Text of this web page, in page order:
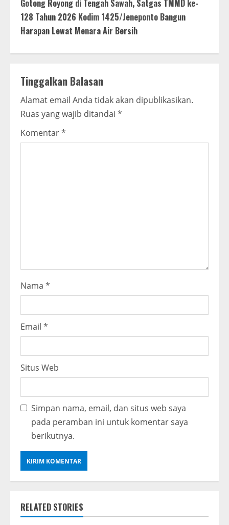
t
i
n
u
e
R
e
Gotong Royong di Tengah Sawah, Satgas TMMD ke-
128 Tahun 2026 Kodim 1425/Jeneponto Bangun
Harapan Lewat Menara Air Bersih
Tinggalkan Balasan
Alamat email Anda tidak akan dipublikasikan.
Ruas yang wajib ditandai *
Komentar*
Nama *
Email *
Situs Web
Simpan nama, email, dan situs web saya
pada peramban ini untuk komentar saya
berikutnya.
RELATED STORIES